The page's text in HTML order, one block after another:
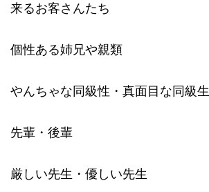
来るお客さんたち
個性ある姉兄や親類
やんちゃな同級性・真面目な同級生
先輩・後輩
厳しい先生・優しい先生